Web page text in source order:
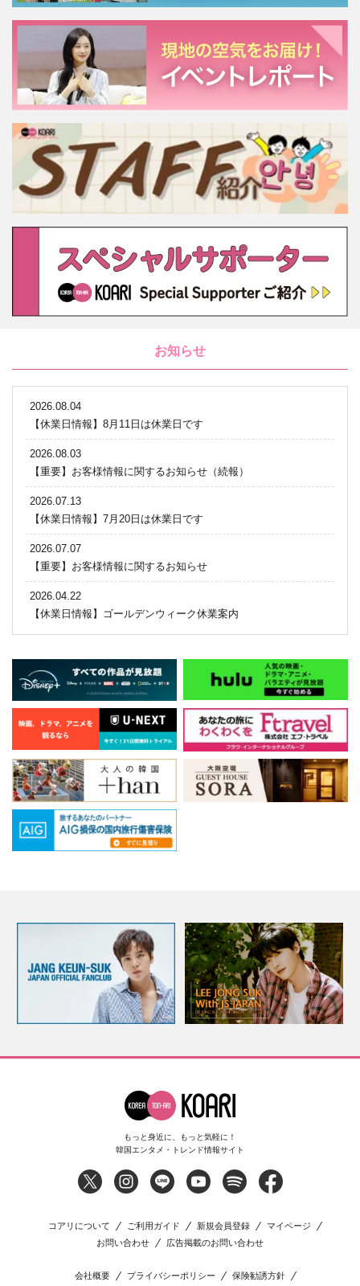
お知らせ
2026.08.04
【休業日情報】8月11日は休業日です
2026.08.03
【重要】お客様情報に関するお知らせ（続報）
2026.07.13
【休業日情報】7月20日は休業日です
2026.07.07
【重要】お客様情報に関するお知らせ
2026.04.22
【休業日情報】ゴールデンウィーク休業案内
もっと身近に、もっと気軽に！
韓国エンタメ・トレンド情報サイト
コアリについて ご利用ガイド 新規会員登録
マイページ
お問い合わせ
広告掲載のお問い合わせ
会社概要 プライバシーポリシー 保険勧誘方針